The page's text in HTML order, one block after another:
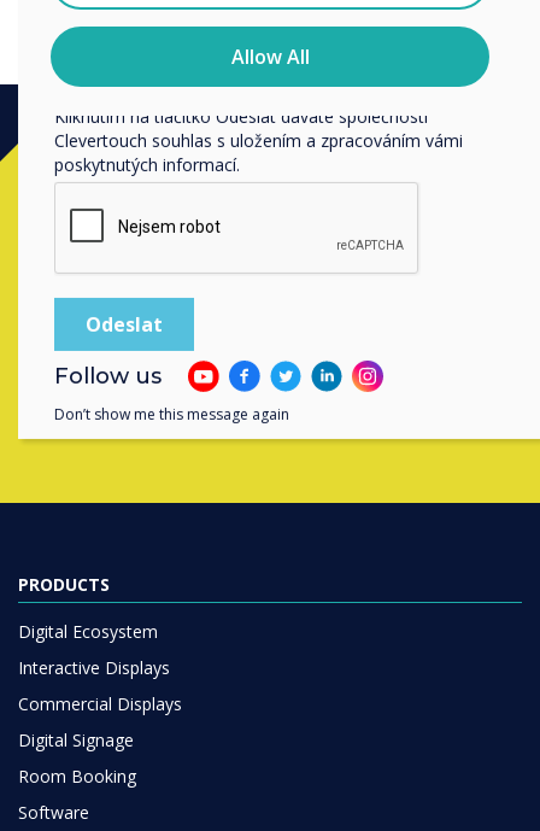
Ready to buy?
Contact a Clevertouchexpert by
completing the form below
Complete this form
PRODUCTS
Digital Ecosystem
Interactive Displays
Commercial Displays
Digital Signage
Room Booking
Software
Allow All
Informace o tom, jak shromažďujeme a používáme vaše
osobní údaje, najdete v našich zásadách ochrany
osobních údajů.
Kliknutím na tlačítko Odeslat dáváte společnosti
Clevertouch souhlas s uložením a zpracováním vámi
poskytnutých informací.
Follow us
Don’t show me this message again